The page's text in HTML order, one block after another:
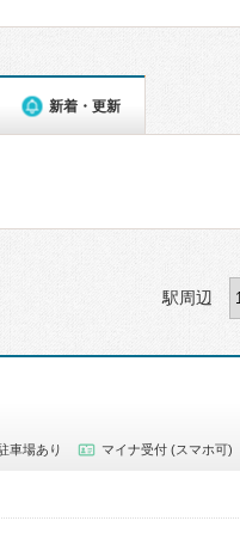
新着・更新
駅周辺
車場あり マイナ受付 (スマホ可)